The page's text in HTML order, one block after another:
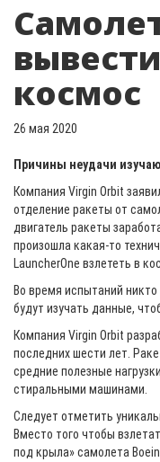
космос
26 мая 2020
Причины неудачи
Компания Virgin Orbit
отделение ракеты от
двигатель ракеты
произошла какая-то
LauncherOne взлететь в
Во время испытаний
будут изучать данные,
Компания Virgin Orbit
последних шести лет.
средние полезные
стиральными машинами.
Следует отметить
Вместо того чтобы
под крыла» самолета